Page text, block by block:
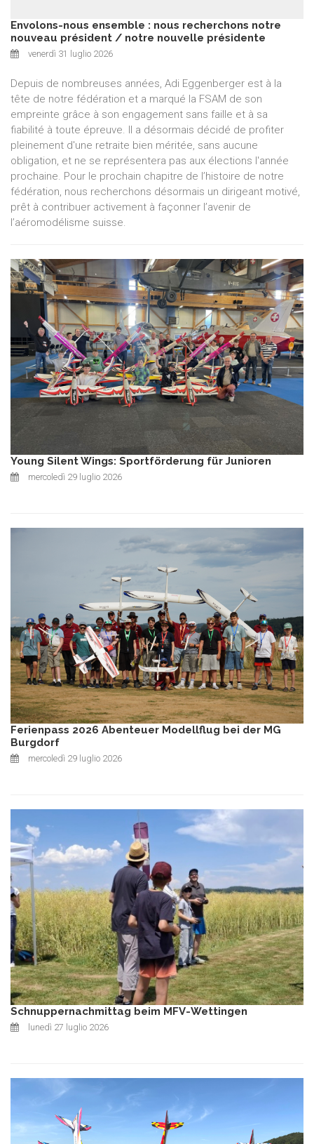
Envolons-nous ensemble : nous recherchons notre
nouveau président / notre nouvelle présidente
venerdì 31 luglio 2026
Depuis de nombreuses années, Adi Eggenberger est à la
tête de notre fédération et a marqué la FSAM de son
empreinte grâce à son engagement sans faille et à sa
fiabilité à toute épreuve. Il a désormais décidé de profiter
pleinement d'une retraite bien méritée, sans aucune
obligation, et ne se représentera pas aux élections l'année
prochaine. Pour le prochain chapitre de l’histoire de notre
fédération, nous recherchons désormais un dirigeant motivé,
prêt à contribuer activement à façonner l’avenir de
l’aéromodélisme suisse.
Young Silent Wings: Sportförderung für Junioren
mercoledì 29 luglio 2026
Ferienpass 2026 Abenteuer Modellflug bei der MG
Burgdorf
mercoledì 29 luglio 2026
Schnuppernachmittag beim MFV-Wettingen
lunedì 27 luglio 2026